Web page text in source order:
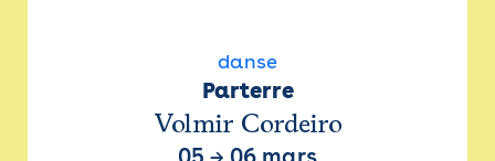
danse
Parterre
Volmir Cordeiro